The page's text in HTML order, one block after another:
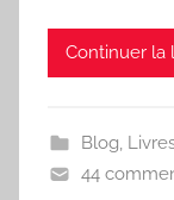
Continuer la
Blog,
44